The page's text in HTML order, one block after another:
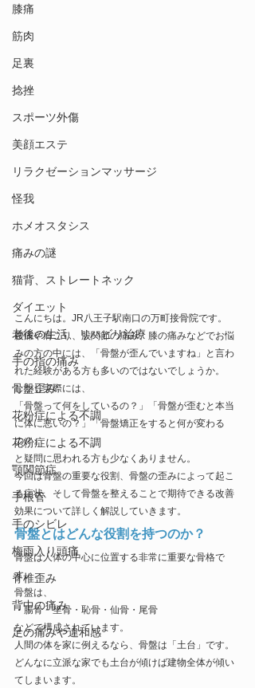
膝痛
筋肉
足裏
捻挫
スポーツ外傷
美顔エステ
リラクゼーションマッサージ
怪我
ホメオスタシス
痛みの謎
猫背、ストレートネック
ダイエット
老後の生活、リハビリ治療
手の指の痛み
骨盤歪み
花粉症による不調
花粉症による不調
顎関節症
手根管
手のシビレ
梅雨入り頭痛
脊椎歪み
背中の痛み
足の痛みや違和感
こんにちは。JR八王子駅南口の万町接骨院です。
腰痛や肩こり、股関節の痛み、膝の痛みなどでお悩
みの方の中には、「骨盤が歪んでいますね」と言わ
れた経験がある方も多いのではないでしょうか。
しかし実際には、
「骨盤って何をしているの？」「骨盤が歪むと本当
に体に悪いの？」「骨盤矯正をすると何が変わる
の？」
と疑問に思われる方も少なくありません。
今回は骨盤の重要な役割、骨盤の歪みによって起こ
る症状、そして骨盤を整えることで期待できる改善
効果について詳しく解説していきます。
骨盤とはどんな役割を持つのか？
骨盤は人体の中心に位置する非常に重要な骨格で
す。
骨盤は、
・腸骨・坐骨・恥骨・仙骨・尾骨
などで構成されています。
人間の体を家に例えるなら、骨盤は「土台」です。
どんなに立派な家でも土台が傾けば建物全体が傾い
てしまいます。